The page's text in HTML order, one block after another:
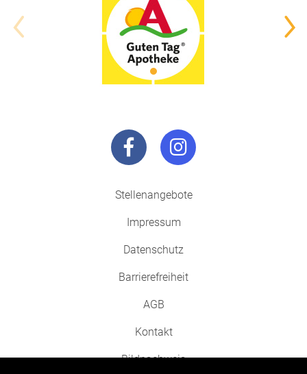
Stellenangebote
Impressum
Datenschutz
Barrierefreiheit
AGB
Kontakt
Bildnachweis